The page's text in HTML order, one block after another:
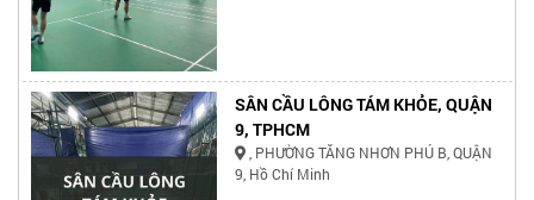
SÂN CẦU LÔNG TÁM KHỎE, QUẬN
9, TPHCM
, PHƯỜNG TĂNG NHƠN PHÚ B, QUẬN
9, Hồ Chí Minh